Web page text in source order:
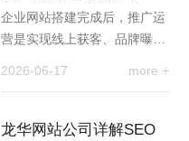
节问题
企业网站搭建完成后，推广运
营是实现线上获客、品牌曝光
2026-06-17 more +
龙华网站公司详解SEO